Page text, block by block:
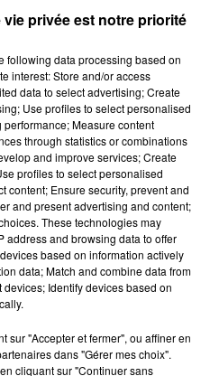
2021 à 0h00
- NIEDERBRONN-LES-
events/
privée est notre priorité
following data processing based on
interest: Store and/or access
data to select advertising; Create
Use profiles to select personalised
Measure content
through statistics or combinations
and improve services; Create
profiles to select personalised
content; Ensure security, prevent and
and present advertising and content;
These technologies may
address and browsing data to offer
based on information actively
data; Match and combine data from
Identify devices based on
sur "Accepter et fermer", ou affiner en
dans "Gérer mes choix".
cliquant sur "Continuer sans